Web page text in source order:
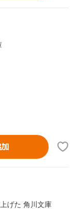
げた 角川文庫